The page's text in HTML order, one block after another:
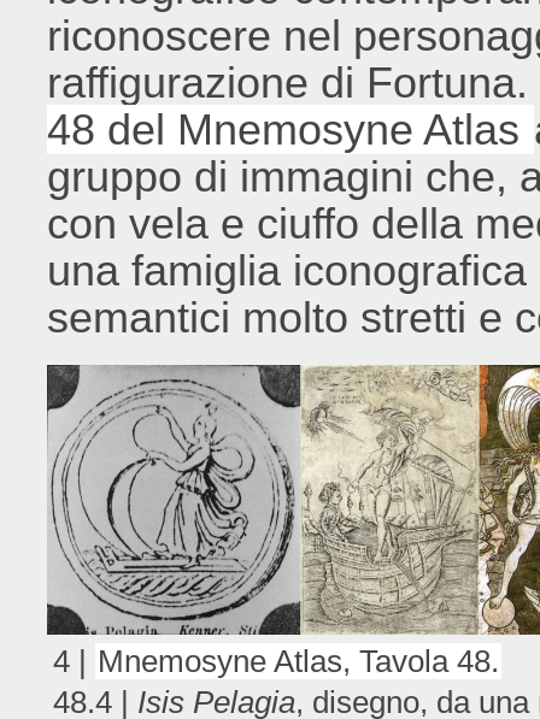
riconoscere nel
raffigurazione di
48 del Mnemosyne Atlas
gruppo di immagini che,
con vela e ciuffo della
una famiglia
semantici molto stretti e
4 | Mnemosyne Atlas, Tavola 48.
48.4 | Isis Pelagia, disegno, da